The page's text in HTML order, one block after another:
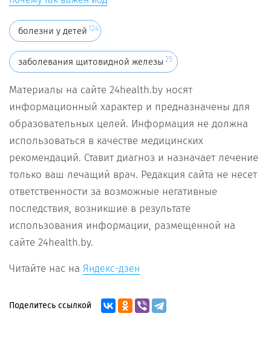
болезни у детей 124
заболевания щитовидной железы 25
Материалы на сайте 24health.by носят
информационный характер и предназначены для
образовательных целей. Информация не должна
использоваться в качестве медицинских
рекомендаций. Ставит диагноз и назначает лечение
только ваш лечащий врач. Редакция сайта не несет
ответственности за возможные негативные
последствия, возникшие в результате
использования информации, размещенной на
сайте 24health.by.
Читайте нас на Яндекс-дзен
Поделитесь ссылкой